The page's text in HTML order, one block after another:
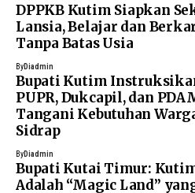
DPPKB Kutim Siapkan
Lansia, Belajar dan
Tanpa Batas Usia
ByDiadmin
Bupati Kutim
PUPR, Dukcapil, dan
Tangani Kebutuhan
Sidrap
ByDiadmin
Bupati Kutai Timur:
Adalah “Magic Land”